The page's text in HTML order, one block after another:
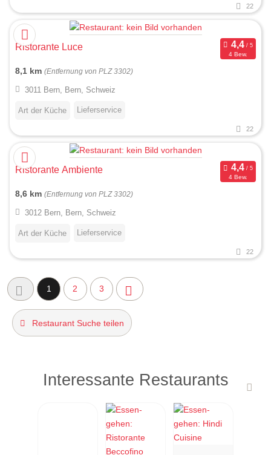
22
Ristorante Luce
4 Bew.
8,1 km (Entfernung von PLZ 3302)
3011 Bern, Bern, Schweiz
Art der Küche Lieferservice
22
Ristorante Ambiente
4 Bew.
8,6 km (Entfernung von PLZ 3302)
3012 Bern, Bern, Schweiz
Art der Küche Lieferservice
22
1 2 3
Restaurant Suche teilen
Interessante Restaurants